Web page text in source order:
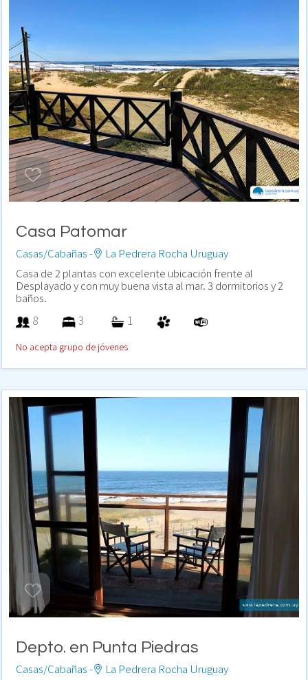
Casa Patomar
Casas/Cabañas -
La Pedrera Rocha Uruguay
Casa de 2 plantas con excelente ubicación frente al
Desplayado y con muy buena vista al mar. 3 dormitorios y 2
baños.
8 3 1
No acepta grupo de jóvenes
Depto. en Punta Piedras
Casas/Cabañas -
La Pedrera Rocha Uruguay